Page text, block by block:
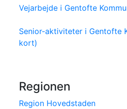
Vejarbejde i Gentofte
Senior-aktiviteter i Gentofte
kort)
Regionen
Region Hovedstaden